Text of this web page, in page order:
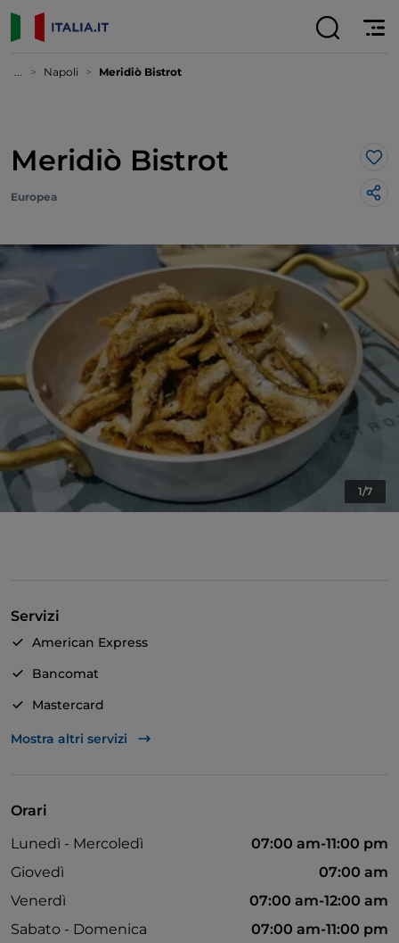
... Napoli Meridiò Bistrot
Meridiò Bistrot
Europea
1/7
Servizi
American Express
Bancomat
Mastercard
TheFork PAY
Si parla inglese
Wi-Fi
Mostra altri servizi
Orari
Lunedì - Mercoledì
07:00 am-11:00 pm
Giovedì
07:00 am
Venerdì
07:00 am-12:00 am
Sabato - Domenica
07:00 am-11:00 pm